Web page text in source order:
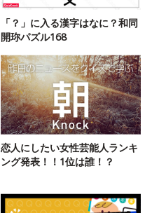
「？」に入る漢字はなに？和同
開珎パズル168
恋人にしたい女性芸能人ランキ
ング発表！！1位は誰！？